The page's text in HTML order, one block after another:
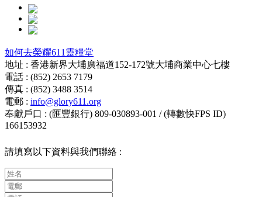
如何去榮耀611靈糧堂
地址 : 香港新界大埔廣福道152-172號大埔商業中心七樓
電話 : (852) 2653 7179
傳真 : (852) 3488 3514
電郵 : info@glory611.org
奉獻戶口 : (匯豐銀行) 809-030893-001 / (轉數快FPS ID)
166153932
請填寫以下資料與我們聯絡 :